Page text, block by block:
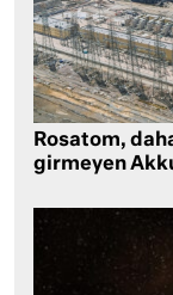
Rosatom,
girmeyen